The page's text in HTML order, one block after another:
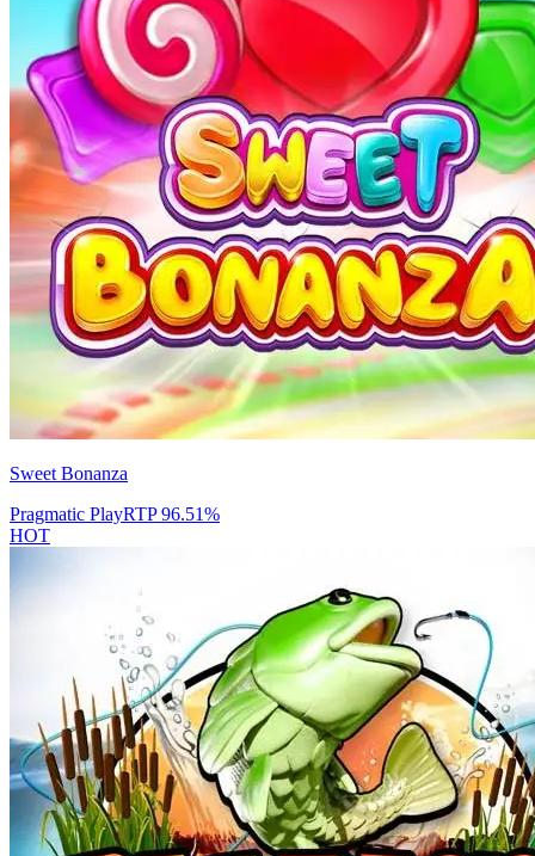
Sweet Bonanza
Pragmatic PlayRTP96.51%
HOT